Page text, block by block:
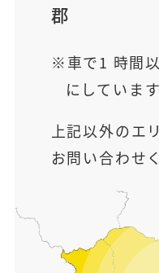
郡
車で1 時間
にしています
上記以外のエ
お問い合わせ